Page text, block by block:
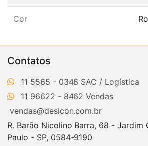
Cor
Contatos
11 5565 - 0348
11 96622 - 8462
vendas@desicon.com.br
R. Barão Nicolino Barra, 68 - Jardim
Paulo - SP, 0584-9190